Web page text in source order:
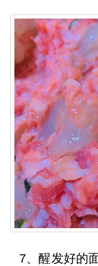
7、醒发好的